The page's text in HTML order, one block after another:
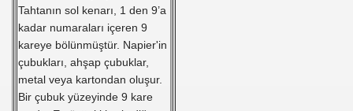
Tahtanın sol kenarı, 1 den 9’a
kadar numaraları içeren 9
kareye bölünmüştür. Napier'in
çubukları, ahşap çubuklar,
metal veya kartondan oluşur.
Bir çubuk yüzeyinde 9 kare
esnek piller geliştirildi